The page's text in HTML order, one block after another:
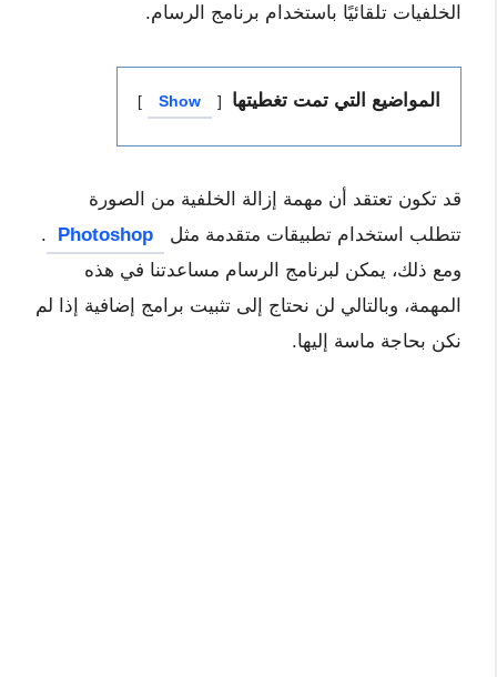
الخلفيات تلقائيًا باستخدام برنامج الرسام.
المواضيع التي تمت تغطيتها Show
قد تكون تعتقد أن مهمة إزالة الخلفية من الصورة
تتطلب استخدام تطبيقات متقدمة مثل
Photoshop
.
ومع ذلك، يمكن لبرنامج الرسام مساعدتنا في هذه
المهمة، وبالتالي لن نحتاج إلى تثبيت برامج إضافية إذا لم
نكن بحاجة ماسة إليها.